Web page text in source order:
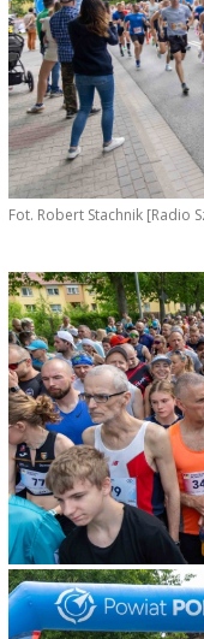
Fot. Robert Stachnik [Radio